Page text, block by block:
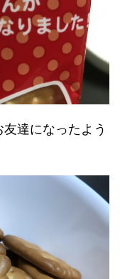
達になったよう